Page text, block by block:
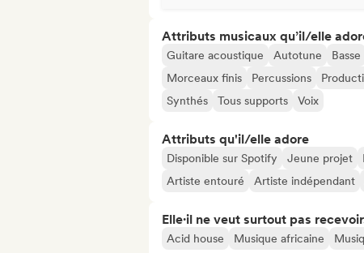
Attributs musicaux qu’il/elle
Guitare acoustique Autotune Basse
Morceaux finis
Percussions
Synthés
Tous supports Voix
Attributs qu'il/elle adore
Disponible sur Spotify Jeune projet
Artiste entouré
Artiste indépendant
Elle·il ne veut surtout pas
Acid house Musique africaine